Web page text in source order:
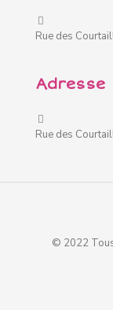
Rue des
Adresse
Rue des
© 2022